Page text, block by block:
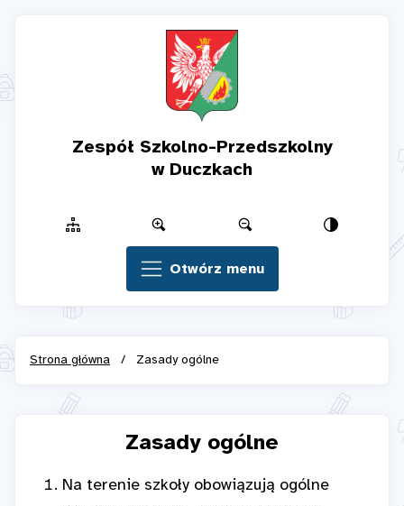
Zespół Szkolno-Przedszkolny
w Duczkach
Otwórz menu
Strona główna / Zasady ogólne
Zasady ogólne
Na terenie szkoły obowiązują ogólne